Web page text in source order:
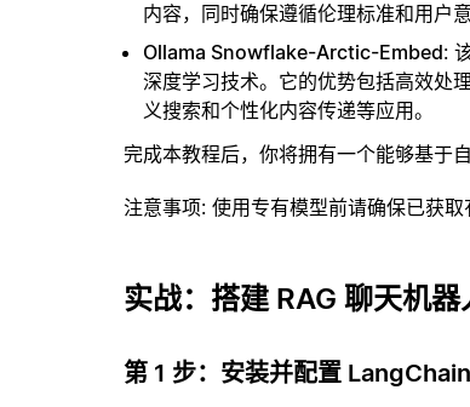
内容，同时确保遵循伦理标准和用户意
Ollama Snowflake-Arctic-Embed:
深度学习技术。它的优势包括高效处
义搜索和个性化内容传递等应用。
完成本教程后，你将拥有一个能够基于
注意事项: 使用专有模型前请确保已获取
实战：搭建 RAG 聊天机器
第 1 步：安装并配置 LangChain